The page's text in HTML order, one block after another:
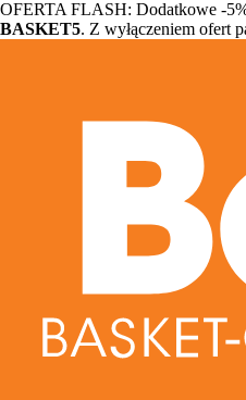
OFERTA FLASH: Dodatkowe -5%
BASKET5. Z wyłączeniem ofert